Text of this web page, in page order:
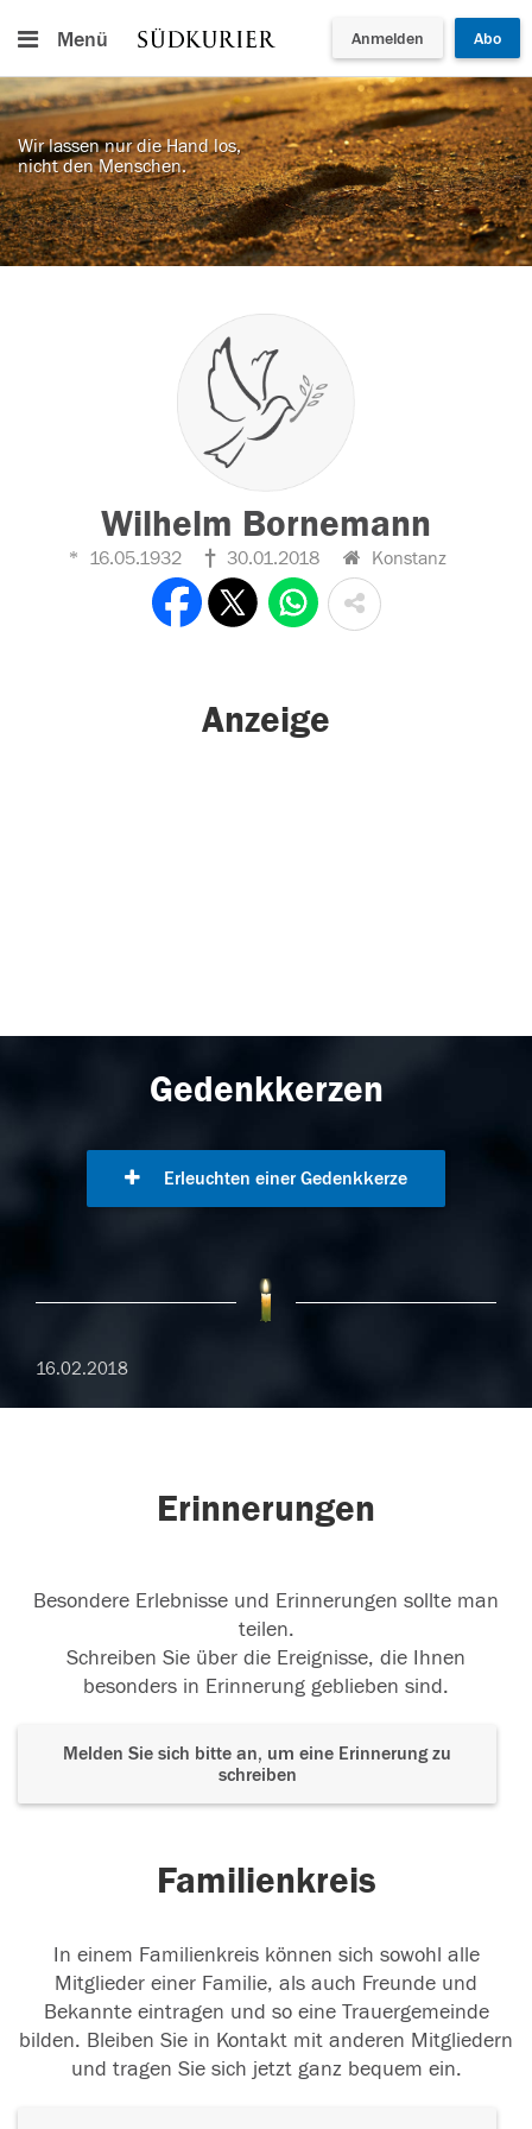
Menü Anmelden Abo
Wir lassen nur die Hand los,
nicht den Menschen.
Wilhelm Bornemann
16.05.1932 30.01.2018 Konstanz
Anzeige
Gedenkkerzen
Erleuchten einer Gedenkkerze
16.02.2018
Erinnerungen
Besondere Erlebnisse und Erinnerungen sollte man
teilen.
Schreiben Sie über die Ereignisse, die Ihnen
besonders in Erinnerung geblieben sind.
Melden Sie sich bitte an, um eine Erinnerung zu
schreiben
Familienkreis
In einem Familienkreis können sich sowohl alle
Mitglieder einer Familie, als auch Freunde und
Bekannte eintragen und so eine Trauergemeinde
bilden. Bleiben Sie in Kontakt mit anderen Mitgliedern
und tragen Sie sich jetzt ganz bequem ein.